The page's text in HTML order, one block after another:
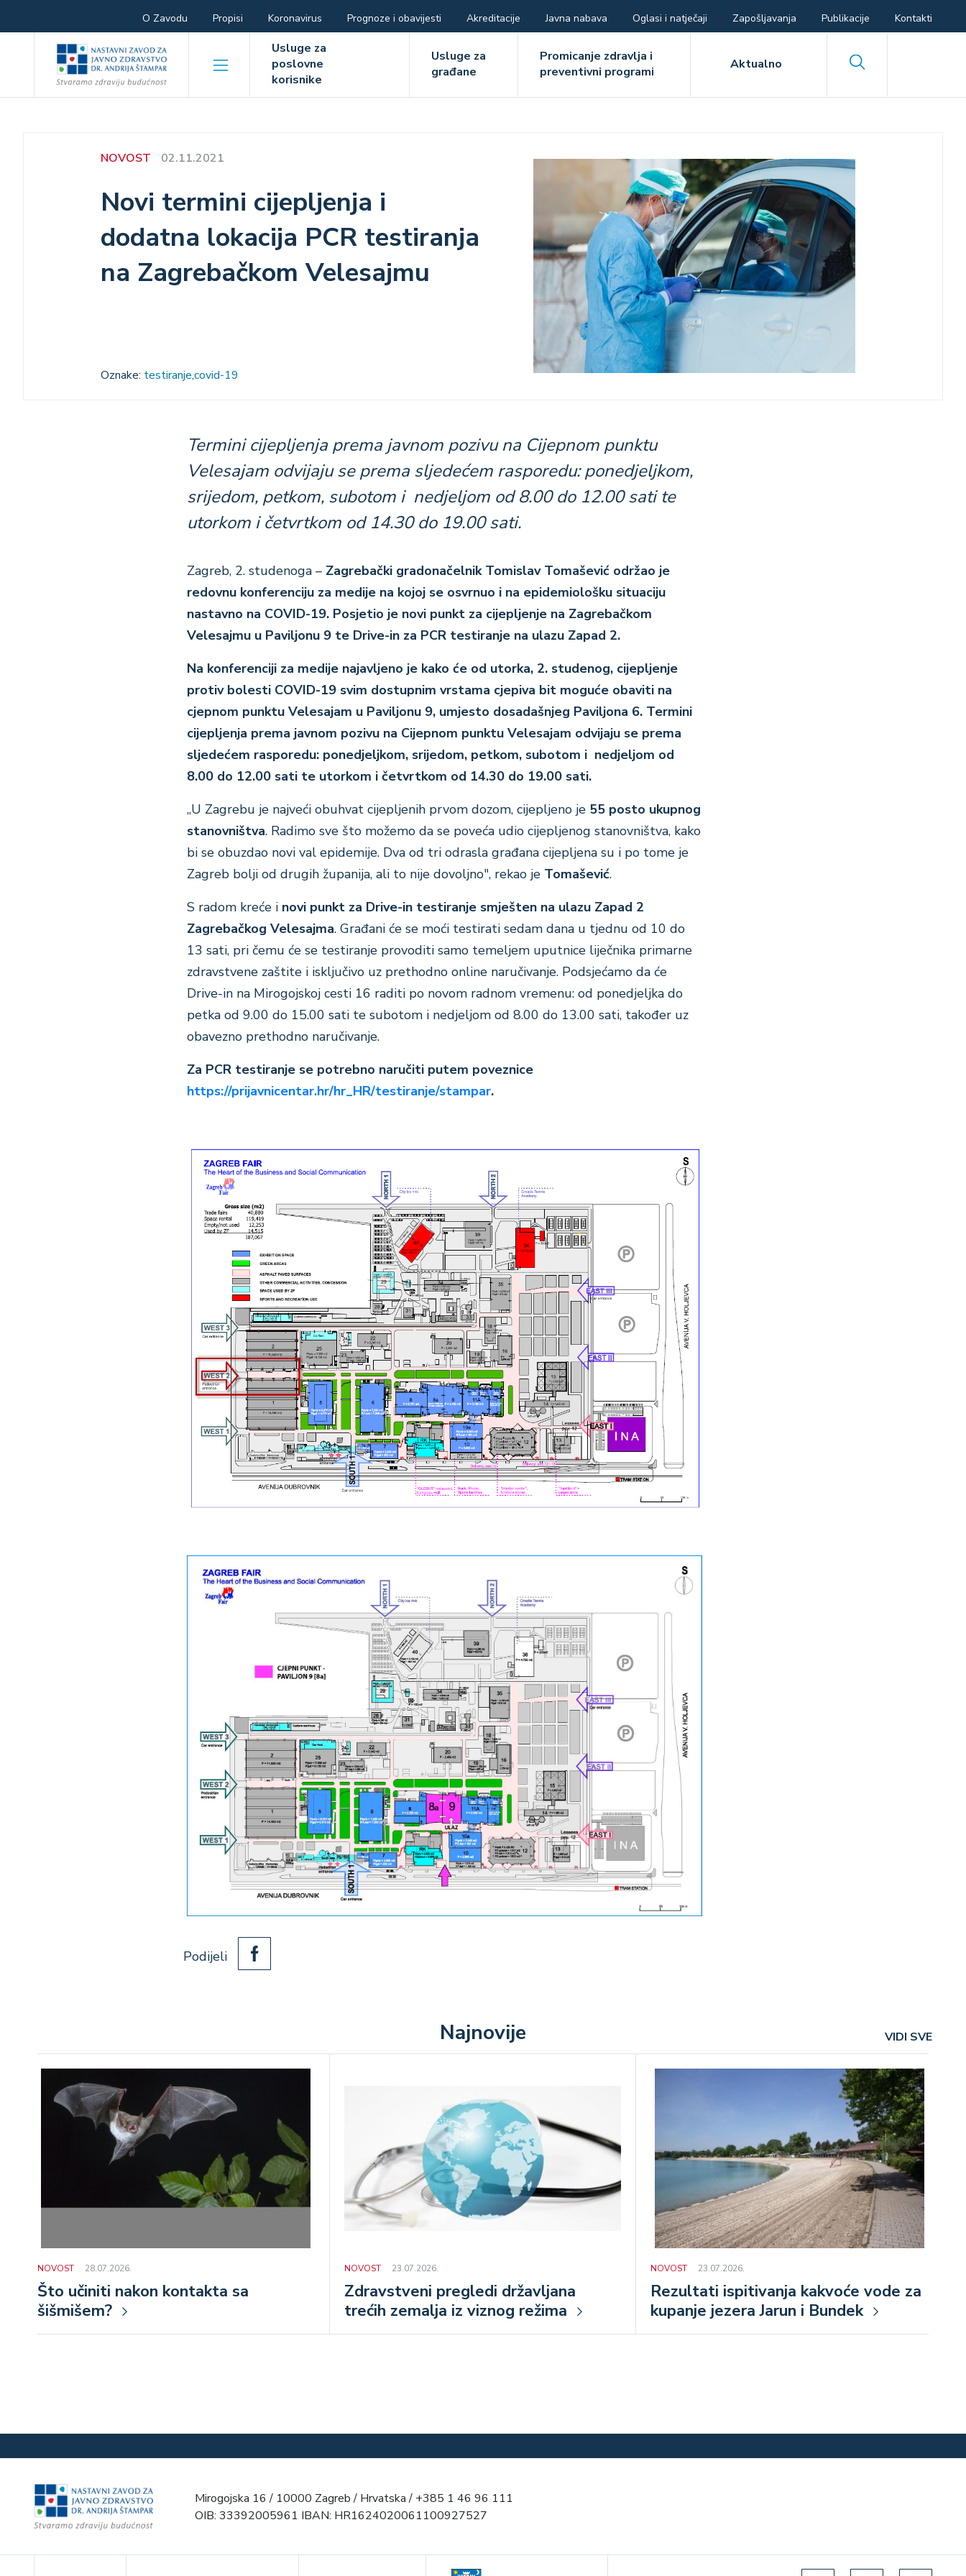
menu
O Zavodu Propisi Koronavirus Prognoze i obavijesti Akreditacije Javna nabava Oglasi i natječaji Zapošljavanja Publikacije Kontakti
Hamburger
menu
Usluge za
poslovne
korisnike
Usluge za
građane
Promicanje zdravlja i
preventivni programi
Aktualno Search
NOVOST 02.11.2021
Novi termini cijepljenja i
dodatna lokacija PCR testiranja
na Zagrebačkom Velesajmu
Oznake: testiranjecovid-19
Image
Termini cijepljenja prema javnom pozivu na Cijepnom punktu
Velesajam odvijaju se prema sljedećem rasporedu: ponedjeljkom,
srijedom, petkom, subotom i nedjeljom od 8.00 do 12.00 sati te
utorkom i četvrtkom od 14.30 do 19.00 sati.
Zagreb, 2. studenoga – Zagrebački gradonačelnik Tomislav Tomašević održao je
redovnu konferenciju za medije na kojoj se osvrnuo i na epidemiološku situaciju
nastavno na COVID-19. Posjetio je novi punkt za cijepljenje na Zagrebačkom
Velesajmu u Paviljonu 9 te Drive-in za PCR testiranje na ulazu Zapad 2.
Na konferenciji za medije najavljeno je kako će od utorka, 2. studenog, cijepljenje
protiv bolesti COVID-19 svim dostupnim vrstama cjepiva bit moguće obaviti na
cjepnom punktu Velesajam u Paviljonu 9, umjesto dosadašnjeg Paviljona 6. Termini
cijepljenja prema javnom pozivu na Cijepnom punktu Velesajam odvijaju se prema
sljedećem rasporedu: ponedjeljkom, srijedom, petkom, subotom i nedjeljom od
8.00 do 12.00 sati te utorkom i četvrtkom od 14.30 do 19.00 sati.
„U Zagrebu je najveći obuhvat cijepljenih prvom dozom, cijepljeno je 55 posto ukupnog
stanovništva. Radimo sve što možemo da se poveća udio cijepljenog stanovništva, kako
bi se obuzdao novi val epidemije. Dva od tri odrasla građana cijepljena su i po tome je
Zagreb bolji od drugih županija, ali to nije dovoljno", rekao je Tomašević.
S radom kreće i novi punkt za Drive-in testiranje smješten na ulazu Zapad 2
Zagrebačkog Velesajma. Građani će se moći testirati sedam dana u tjednu od 10 do
13 sati, pri čemu će se testiranje provoditi samo temeljem uputnice liječnika primarne
zdravstvene zaštite i isključivo uz prethodno online naručivanje. Podsjećamo da će
Drive-in na Mirogojskoj cesti 16 raditi po novom radnom vremenu: od ponedjeljka do
petka od 9.00 do 15.00 sati te subotom i nedjeljom od 8.00 do 13.00 sati, također uz
obavezno prethodno naručivanje.
Za PCR testiranje se potrebno naručiti putem poveznice
https://prijavnicentar.hr/hr_HR/testiranje/stampar.
Podijeli
Najnovije VIDI SVE
NOVOST 28.07.2026.
Što učiniti nakon kontakta sa
šišmišem?
NOVOST 23.07.2026.
Zdravstveni pregledi državljana
trećih zemalja iz viznog režima
NOVOST 23.07.2026.
Rezultati ispitivanja kakvoće vode za
kupanje jezera Jarun i Bundek
Mirogojska 16 / 10000 Zagreb / Hrvatska / +385 1 46 96 111
OIB: 33392005961 IBAN: HR1624020061100927527